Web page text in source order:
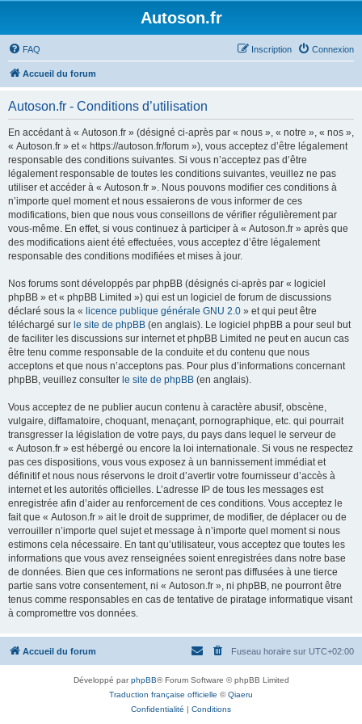
Autoson.fr
FAQ Connexion
Inscription
Accueil du forum
Autoson.fr - Conditions d’utilisation
En accédant à « Autoson.fr » (désigné ci-après par « nous », « notre », « nos »,
« Autoson.fr » et « https://autoson.fr/forum »), vous acceptez d’être légalement
responsable des conditions suivantes. Si vous n’acceptez pas d’être
légalement responsable de toutes les conditions suivantes, veuillez ne pas
utiliser et accéder à « Autoson.fr ». Nous pouvons modifier ces conditions à
n’importe quel moment et nous essaierons de vous informer de ces
modifications, bien que nous vous conseillons de vérifier régulièrement par
vous-même. En effet, si vous continuez à participer à « Autoson.fr » après que
des modifications aient été effectuées, vous acceptez d’être légalement
responsable des conditions modifiées et mises à jour.
Nos forums sont développés par phpBB (désignés ci-après par « logiciel
phpBB » et « phpBB Limited ») qui est un logiciel de forum de discussions
déclaré sous la « licence publique générale GNU 2.0 » et qui peut être
téléchargé sur le site de phpBB (en anglais). Le logiciel phpBB a pour seul but
de faciliter les discussions sur internet et phpBB Limited ne peut en aucun cas
être tenu comme responsable de la conduite et du contenu que nous
acceptons et que nous n’acceptons pas. Pour plus d’informations concernant
phpBB, veuillez consulter le site de phpBB (en anglais).
Vous acceptez de ne publier aucun contenu à caractère abusif, obscène,
vulgaire, diffamatoire, choquant, menaçant, pornographique, etc. qui pourrait
transgresser la législation de votre pays, du pays dans lequel le serveur de
« Autoson.fr » est hébergé ou encore la loi internationale. Si vous ne respectez
pas ces dispositions, vous vous exposez à un bannissement immédiat et
définitif et nous nous réservons le droit d’avertir votre fournisseur d’accès à
internet et les autorités officielles. L’adresse IP de tous les messages est
enregistrée afin d’aider au renforcement de ces conditions. Vous acceptez le
fait que « Autoson.fr » ait le droit de supprimer, de modifier, de déplacer ou de
verrouiller n’importe quel sujet et message à n’importe quel moment si nous
estimons cela nécessaire. En tant qu’utilisateur, vous acceptez que toutes les
informations que vous avez renseignées soient enregistrées dans notre base
de données. Bien que ces informations ne seront pas diffusées à une tierce
partie sans votre consentement, ni « Autoson.fr », ni phpBB, ne pourront être
tenus comme responsables en cas de tentative de piratage informatique visant
à compromettre vos données.
Accueil du forum Fuseau horaire sur UTC+02:00
Développé parphpBB® Forum Software © phpBB Limited
Traduction française officielle ©Qiaeru
Confidentialité | Conditions